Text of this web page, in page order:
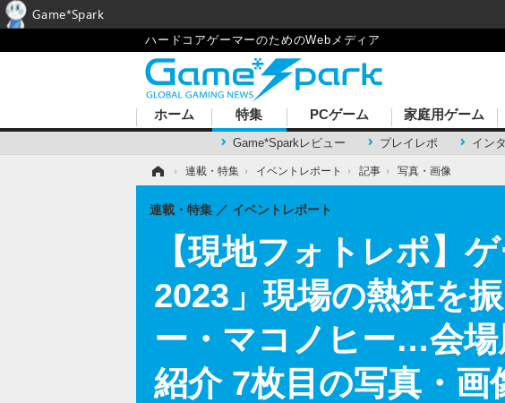
ハードコアゲーマーのためのWebメディア
ホーム 特集
Game*Sparkレビュー プレイレポ イン
PCゲーム 家庭用ゲーム
› 連載・特集 › イベントレポート › 記事 › 写真・画像
【現地フォトレポ】
2023」現場の熱狂を
ー・マコノヒー…会
紹介 7枚目の写真・画
連載・特集 イベントレポート
Game*Spark